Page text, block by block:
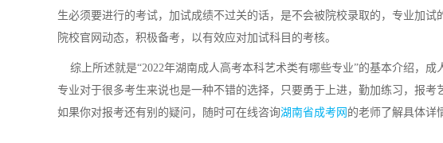
生必须要进行的考试，加试成绩不过关的话，是不会被院校录取的，专业加
院校官网动态，积极备考，以有效应对加试科目的考核。
综上所述就是“2022年湖南成人高考本科艺术类有哪些专业”的基本介绍，
专业对于很多考生来说也是一种不错的选择，只要勇于上进，勤加练习，报考
如果你对报考还有别的疑问，随时可在线咨询湖南省成考网 的老师了解具体详